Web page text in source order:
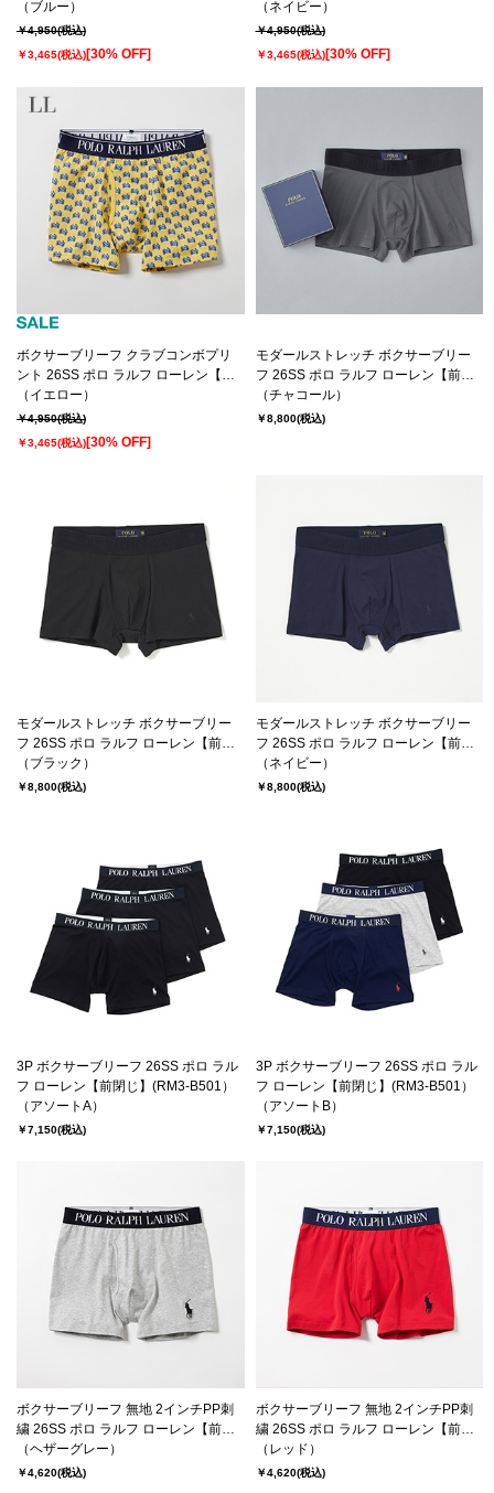
き】(RM3-D108）
（ブルー）
￥4,950(税込)
￥3,465(税込)[30% OFF]
き】(RM3-D108）
（ネイビー）
￥4,950(税込)
￥3,465(税込)[30% OFF]
ボクサーブリーフ クラブコンボプリ
ント 26SS ポロ ラルフ ローレン【前
開き】(RM3-D109）
（イエロー）
￥4,950(税込)
￥3,465(税込)[30% OFF]
モダールストレッチ ボクサーブリー
フ 26SS ポロ ラルフ ローレン【前閉
じ】 LUXURY COLLECTION (RM3-
C601）
（チャコール）
￥8,800(税込)
モダールストレッチ ボクサーブリー
フ 26SS ポロ ラルフ ローレン【前閉
じ】 LUXURY COLLECTION (RM3-
C601）
（ブラック）
￥8,800(税込)
モダールストレッチ ボクサーブリー
フ 26SS ポロ ラルフ ローレン【前閉
じ】 LUXURY COLLECTION (RM3-
C601）
（ネイビー）
￥8,800(税込)
3P ボクサーブリーフ 26SS ポロ ラル
フ ローレン【前閉じ】(RM3-B501）
（アソートA）
￥7,150(税込)
3P ボクサーブリーフ 26SS ポロ ラル
フ ローレン【前閉じ】(RM3-B501）
（アソートB）
￥7,150(税込)
ボクサーブリーフ 無地 2インチPP刺
繍 26SS ポロ ラルフ ローレン【前開
き】(RM3-B106）
（ヘザーグレー）
￥4,620(税込)
ボクサーブリーフ 無地 2インチPP刺
繍 26SS ポロ ラルフ ローレン【前開
き】(RM3-B106）
（レッド）
￥4,620(税込)